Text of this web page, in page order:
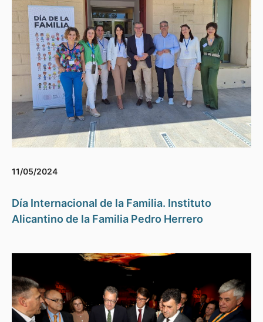
11/05/2024
Día Internacional de la Familia. Instituto
Alicantino de la Familia Pedro Herrero